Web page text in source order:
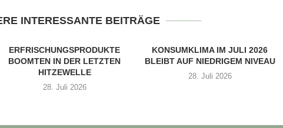
INTERESSANTE BEITRÄGE
ERFRISCHUNGSPRODUKTE
BOOMTEN IN DER LETZTEN
HITZEWELLE
28. Juli 2026
KONSUMKLIMA IM JULI 2026
BLEIBT AUF NIEDRIGEM NIVEAU
28. Juli 2026